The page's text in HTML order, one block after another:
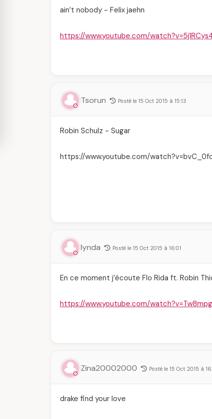
ain’t nobody - Felix jaehn
https://www.youtube.com/
Tsorun Posté le 15 Oct 2015 à 15:13
Robin Schulz - Sugar
https://www.youtube.com/
lynda Posté le 15 Oct 2015 à 16:01
En ce moment j’écoute Flo Rida ft. Robin
https://www.youtube.com/
Zina20002000 Posté le 15 Oct 2015 à
drake find your love